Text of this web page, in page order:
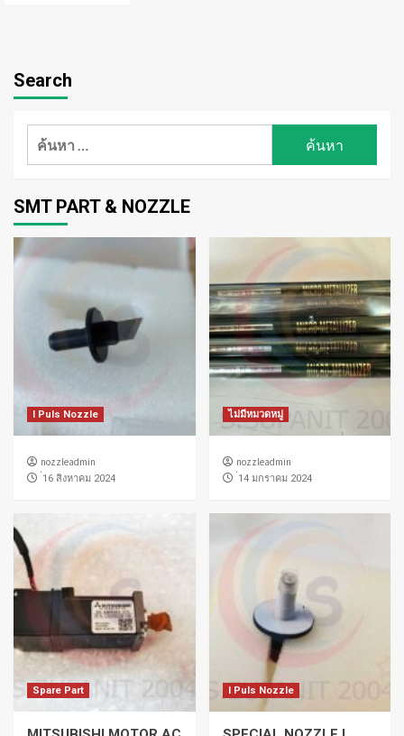
Search
ค้นหา
SMT PART & NOZZLE
I Puls Nozzle
nozzleadmin
่16 สิงหาคม 2024
ไม่มีหมวดหมู่
nozzleadmin
่14 มกราคม 2024
Spare Part I Puls Nozzle